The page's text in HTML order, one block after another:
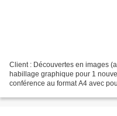
Client : Découvertes en images
habillage graphique pour 1
conférence au format A4 avec